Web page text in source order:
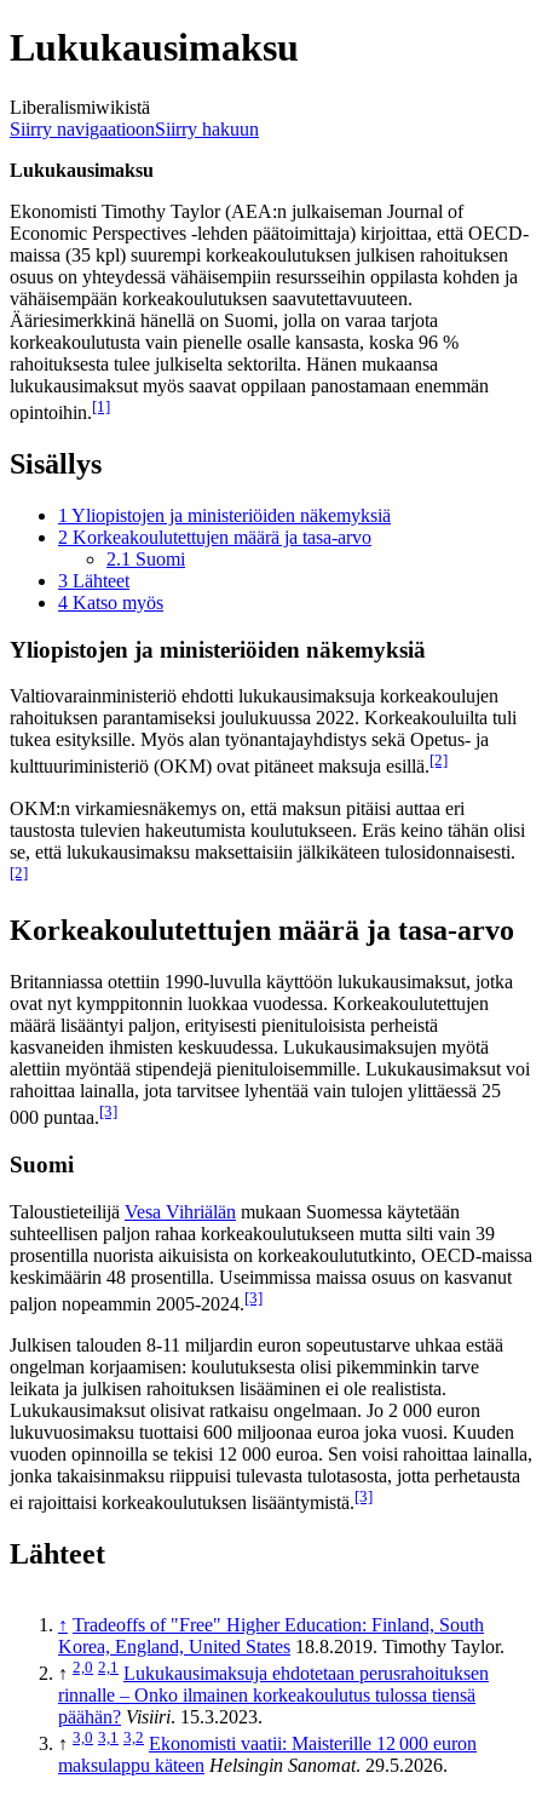
Lukukausimaksu
Liberalismiwikistä
Siirry navigaatioonSiirry hakuun
Lukukausimaksu
Ekonomisti Timothy Taylor (AEA:n julkaiseman Journal of
Economic Perspectives -lehden päätoimittaja) kirjoittaa, että OECD-
maissa (35 kpl) suurempi korkeakoulutuksen julkisen rahoituksen
osuus on yhteydessä vähäisempiin resursseihin oppilasta kohden ja
vähäisempään korkeakoulutuksen saavutettavuuteen.
Ääriesimerkkinä hänellä on Suomi, jolla on varaa tarjota
korkeakoulutusta vain pienelle osalle kansasta, koska 96 %
rahoituksesta tulee julkiselta sektorilta. Hänen mukaansa
lukukausimaksut myös saavat oppilaan panostamaan enemmän
opintoihin.[1]
Sisällys
1 Yliopistojen ja ministeriöiden näkemyksiä
2 Korkeakoulutettujen määrä ja tasa-arvo
2.1 Suomi
3 Lähteet
4 Katso myös
Yliopistojen ja ministeriöiden näkemyksiä
Valtiovarainministeriö ehdotti lukukausimaksuja korkeakoulujen
rahoituksen parantamiseksi joulukuussa 2022. Korkeakouluilta tuli
tukea esityksille. Myös alan työnantajayhdistys sekä Opetus- ja
kulttuuriministeriö (OKM) ovat pitäneet maksuja esillä.[2]
OKM:n virkamiesnäkemys on, että maksun pitäisi auttaa eri
taustosta tulevien hakeutumista koulutukseen. Eräs keino tähän olisi
se, että lukukausimaksu maksettaisiin jälkikäteen tulosidonnaisesti.
[2]
Korkeakoulutettujen määrä ja tasa-arvo
Britanniassa otettiin 1990-luvulla käyttöön lukukausimaksut, jotka
ovat nyt kymppitonnin luokkaa vuodessa. Korkeakoulutettujen
määrä lisääntyi paljon, erityisesti pienituloisista perheistä
kasvaneiden ihmisten keskuudessa. Lukukausimaksujen myötä
alettiin myöntää stipendejä pienituloisemmille. Lukukausimaksut voi
rahoittaa lainalla, jota tarvitsee lyhentää vain tulojen ylittäessä 25
000 puntaa.[3]
Suomi
Taloustieteilijä Vesa Vihriälän mukaan Suomessa käytetään
suhteellisen paljon rahaa korkeakoulutukseen mutta silti vain 39
prosentilla nuorista aikuisista on korkeakoulututkinto, OECD-maissa
keskimäärin 48 prosentilla. Useimmissa maissa osuus on kasvanut
paljon nopeammin 2005-2024.[3]
Julkisen talouden 8-11 miljardin euron sopeutustarve uhkaa estää
ongelman korjaamisen: koulutuksesta olisi pikemminkin tarve
leikata ja julkisen rahoituksen lisääminen ei ole realistista.
Lukukausimaksut olisivat ratkaisu ongelmaan. Jo 2 000 euron
lukuvuosimaksu tuottaisi 600 miljoonaa euroa joka vuosi. Kuuden
vuoden opinnoilla se tekisi 12 000 euroa. Sen voisi rahoittaa lainalla,
jonka takaisinmaksu riippuisi tulevasta tulotasosta, jotta perhetausta
ei rajoittaisi korkeakoulutuksen lisääntymistä.[3]
Lähteet
↑ Tradeoffs of "Free" Higher Education: Finland, South
Korea, England, United States 18.8.2019. Timothy Taylor.
↑ 2,0 2,1 Lukukausimaksuja ehdotetaan perusrahoituksen
rinnalle – Onko ilmainen korkeakoulutus tulossa tiensä
päähän? Visiiri . 15.3.2023.
↑ 3,0 3,1 3,2 Ekonomisti vaatii: Maisterille 12 000 euron
maksu­lappu käteen Helsingin Sanomat . 29.5.2026.